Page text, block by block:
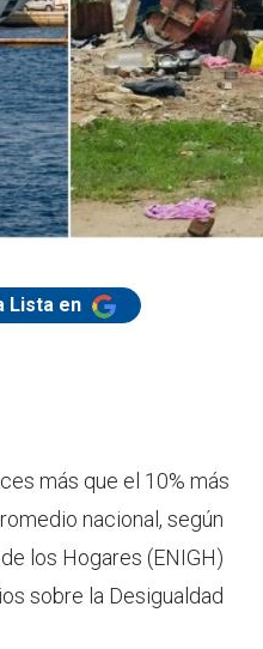
Lista en
más que el 10% más
nacional, según
los Hogares (ENIGH)
sobre la Desigualdad